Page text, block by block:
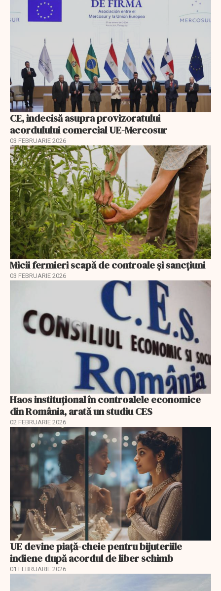
CE, indecisă asupra provizoratului
acordulului comercial UE-Mercosur
03 FEBRUARIE 2026
Micii fermieri scapă de controale și sancțiuni
03 FEBRUARIE 2026
Haos instituțional în controalele economice
din România, arată un studiu CES
02 FEBRUARIE 2026
UE devine piață-cheie pentru bijuteriile
indiene după acordul de liber schimb
01 FEBRUARIE 2026